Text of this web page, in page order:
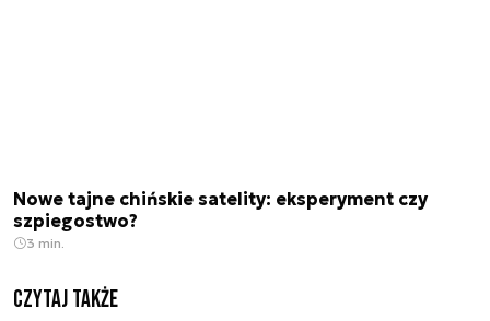
Nowe tajne chińskie satelity: eksperyment czy
szpiegostwo?
3 min.
Czytaj także